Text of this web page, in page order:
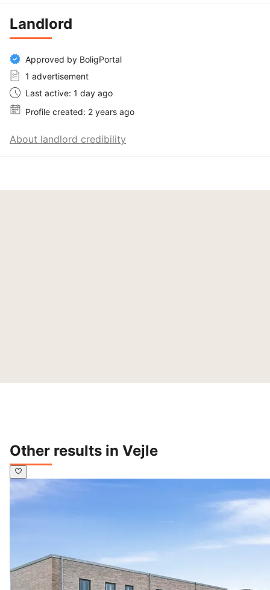
Landlord
Approved by BoligPortal
1 advertisement
Last active: 1 day ago
Profile created: 2 years ago
About landlord credibility
Other results in Vejle